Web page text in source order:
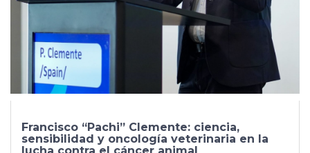
Francisco “Pachi” Clemente: ciencia,
sensibilidad y oncología veterinaria en la